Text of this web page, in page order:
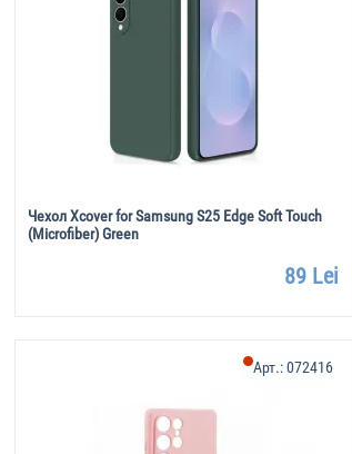
Чехол Xcover for Samsung S25 Edge Soft Touch
(Microfiber) Green
89 Lei
Арт.:072416